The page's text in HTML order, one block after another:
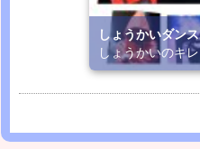
しょうかいダンス
しょうかいのキ